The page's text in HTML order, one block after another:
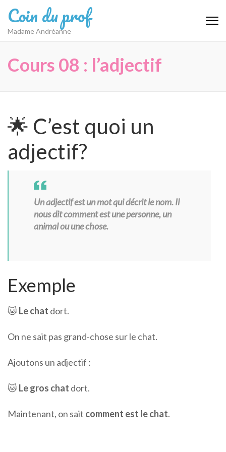
au
contenu
Coin du prof
Madame Andréanne
Cours 08 : l’adjectif
🌟 C’est quoi un
adjectif?
Un adjectif est un mot qui décrit le nom. Il
nous dit comment est une personne, un
animal ou une chose.
Exemple
🐱 Le chat dort.
On ne sait pas grand-chose sur le chat.
Ajoutons un adjectif :
🐱 Le gros chat dort.
Maintenant, on sait comment est le chat.